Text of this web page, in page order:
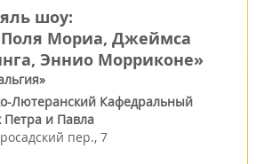
шоу:
Мориа, Джеймса
Эннио Морриконе»
Лютеранский Кафедральный
Петра и Павла
пер., 7